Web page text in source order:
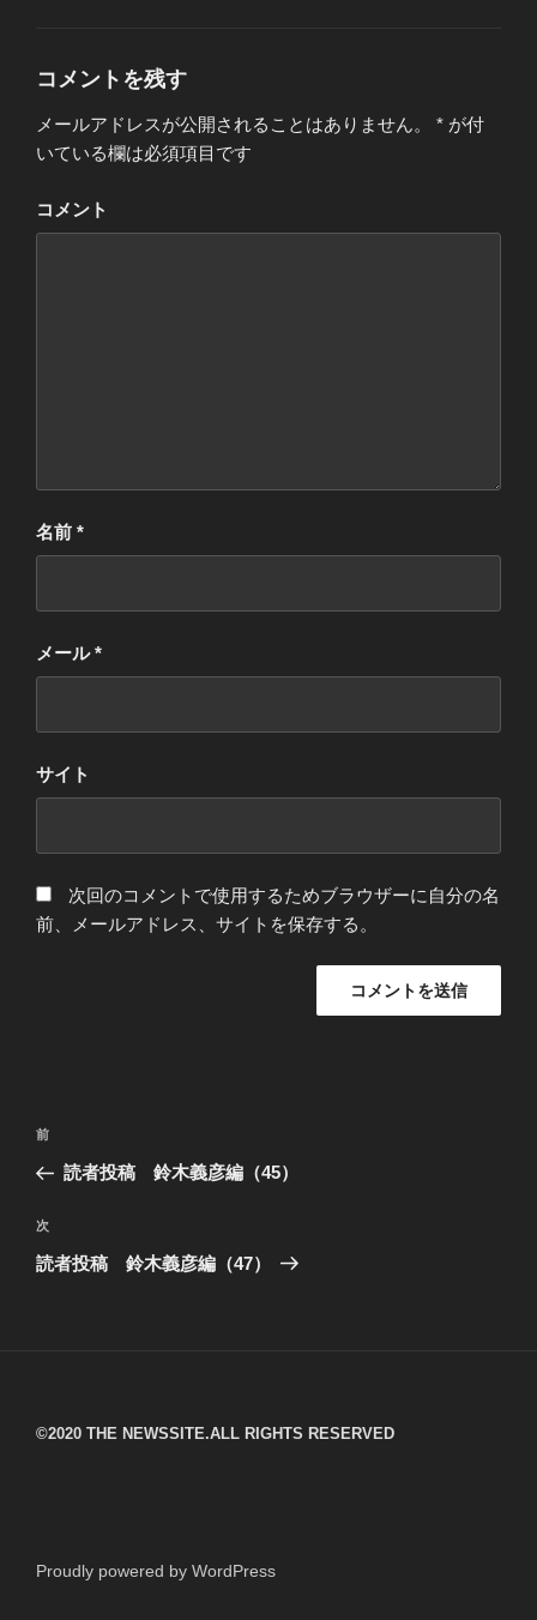
コメントを残す
メールアドレスが公開されることはありません。 * が付
いている欄は必須項目です
コメント
名前 *
メール*
サイト
次回のコメントで使用するためブラウザーに自分の名
前、メールアドレス、サイトを保存する。
投
ナ
ビ
ゲ
過
去
投
稿
前
読者投稿 鈴木義彦編（45）
次
の
次
読者投稿 鈴木義彦編（47）
©︎2020 THE NEWSSITE.ALL RIGHTS RESERVED
Proudly powered by WordPress